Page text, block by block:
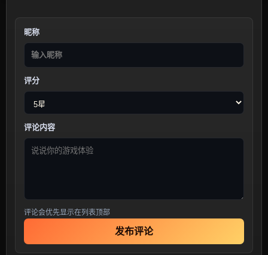
昵称
评分
评论内容
评论会优先显示在列表顶部
发布评论